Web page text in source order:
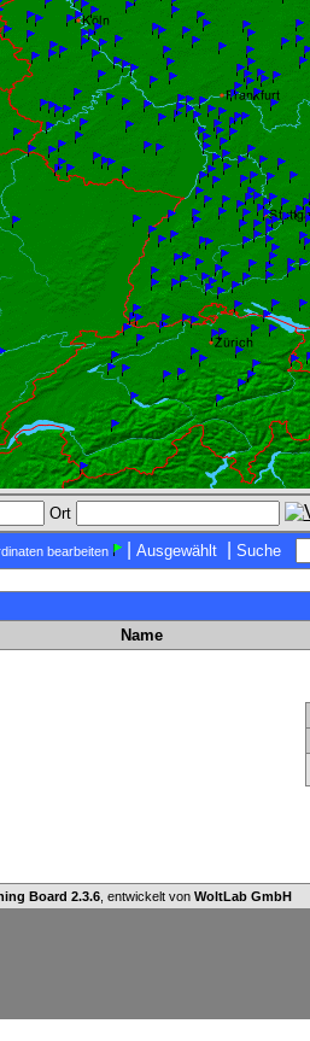
Ort
bearbeiten | Ausgewählt Suche
Name
Board 2.3.6 , entwickelt von WoltLab GmbH